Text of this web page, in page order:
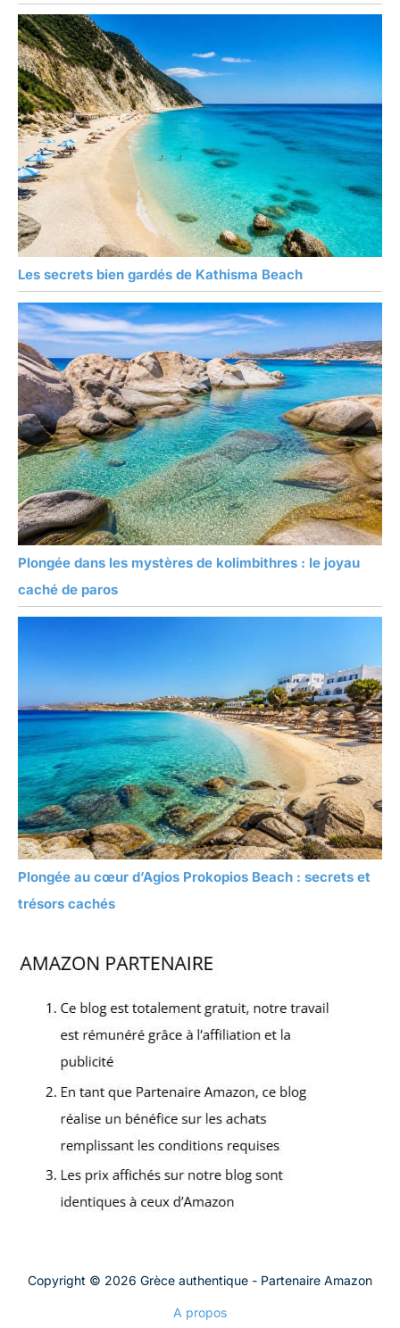
Les secrets bien gardés de Kathisma Beach
Plongée dans les mystères de kolimbithres : le joyau
caché de paros
Plongée au cœur d’Agios Prokopios Beach : secrets et
trésors cachés
Copyright © 2026 Grèce authentique - Partenaire Amazon
A propos